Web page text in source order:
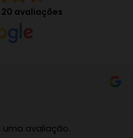
20 avaliações
uma avaliação.